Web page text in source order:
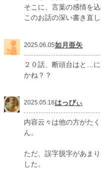
そこに、言葉の感情を
このお話の深い書き直
2025.06.05如月亜矢
２０話、断頭台はと…
かね？？
2025.05.16はっぴぃ
内容云々は他の方がた
ん。
ただ、誤字脱字があま
した。